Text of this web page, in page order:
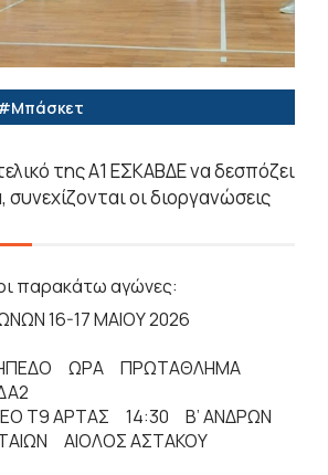
της Α1 ΕΣΚΑΒΔΕ να δεσπόζει
οι διοργανώσεις
παρακάτω αγώνες:
16-17 ΜΑΙΟΥ 2026
ΩΡΑ ΠΡΩΤΑΘΛΗΜΑ
Τ9 ΑΡΤΑΣ 14:30 Β’ ΑΝΔΡΩΝ
ΑΙΟΛΟΣ ΑΣΤΑΚΟΥ